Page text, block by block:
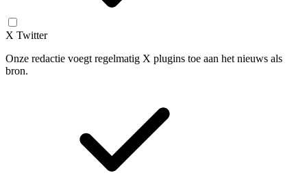
X Twitter
Onze redactie voegt regelmatig X plugins toe aan het nieuws als
bron.